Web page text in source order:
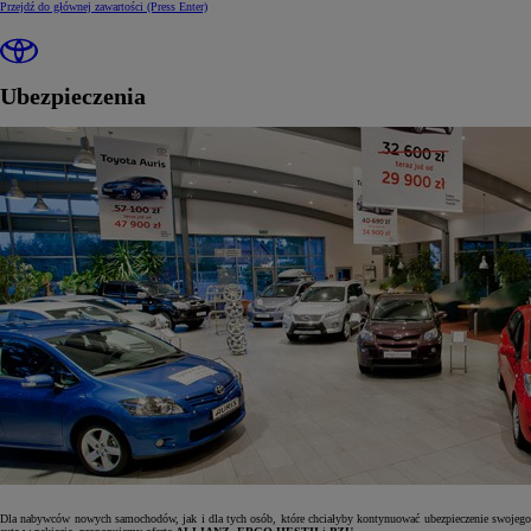
Przejdź do głównej zawartości (Press Enter)
Ubezpieczenia
Dla nabywców nowych samochodów, jak i dla tych osób, które chciałyby kontynuować ubezpieczenie swojego